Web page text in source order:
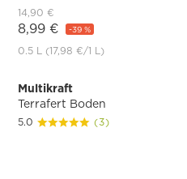
14,90 €
8,99 € -39 %
0.5 L (17,98 €/1 L)
Multikraft
Terrafert Boden
5.0 (3)